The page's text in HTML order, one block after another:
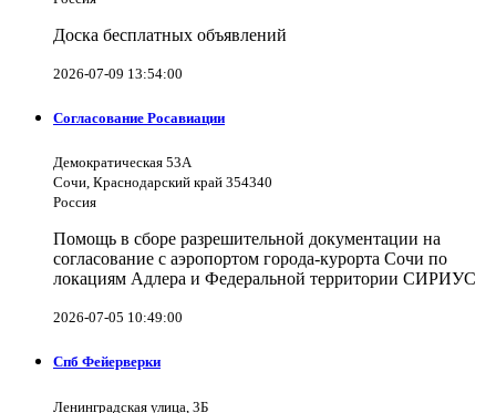
Доска бесплатных объявлений
2026-07-09 13:54:00
Согласование Росавиации
Демократическая 53А
Сочи, Краснодарский край 354340
Россия
Помощь в сборе разрешительной документации на
согласование с аэропортом города-курорта Сочи по
локациям Адлера и Федеральной территории СИРИУС
2026-07-05 10:49:00
Спб Фейерверки
Ленинградская улица, 3Б